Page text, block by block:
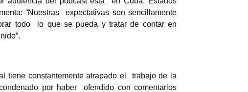
“Nuestras expectativas son sencillamente
todo lo que se pueda y tratar de contar en
tiene constantemente atrapado el trabajo de la
por haber ofendido con comentarios